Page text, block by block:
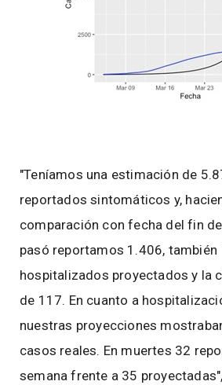
"Teníamos una estimación de
reportados sintomáticos y,
comparación con fecha del fin
pasó reportamos 1.406, también
hospitalizados proyectados y la
de 117. En cuanto a
nuestras proyecciones
casos reales. En muertes 32
semana frente a 35